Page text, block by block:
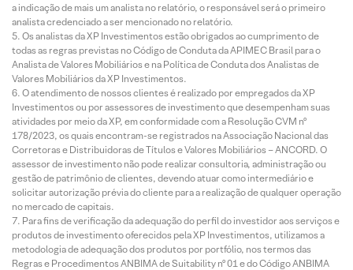
a indicação de mais um analista no relatório, o responsável será o primeiro
analista credenciado a ser mencionado no relatório.
Os analistas da XP Investimentos estão obrigados ao cumprimento de
todas as regras previstas no Código de Conduta da APIMEC Brasil para o
Analista de Valores Mobiliários e na Política de Conduta dos Analistas de
Valores Mobiliários da XP Investimentos.
O atendimento de nossos clientes é realizado por empregados da XP
Investimentos ou por assessores de investimento que desempenham suas
atividades por meio da XP, em conformidade com a Resolução CVM nº
178/2023, os quais encontram-se registrados na Associação Nacional das
Corretoras e Distribuidoras de Títulos e Valores Mobiliários – ANCORD. O
assessor de investimento não pode realizar consultoria, administração ou
gestão de patrimônio de clientes, devendo atuar como intermediário e
solicitar autorização prévia do cliente para a realização de qualquer operação
no mercado de capitais.
Para fins de verificação da adequação do perfil do investidor aos serviços e
produtos de investimento oferecidos pela XP Investimentos, utilizamos a
metodologia de adequação dos produtos por portfólio, nos termos das
Regras e Procedimentos ANBIMA de Suitability nº 01 e do Código ANBIMA